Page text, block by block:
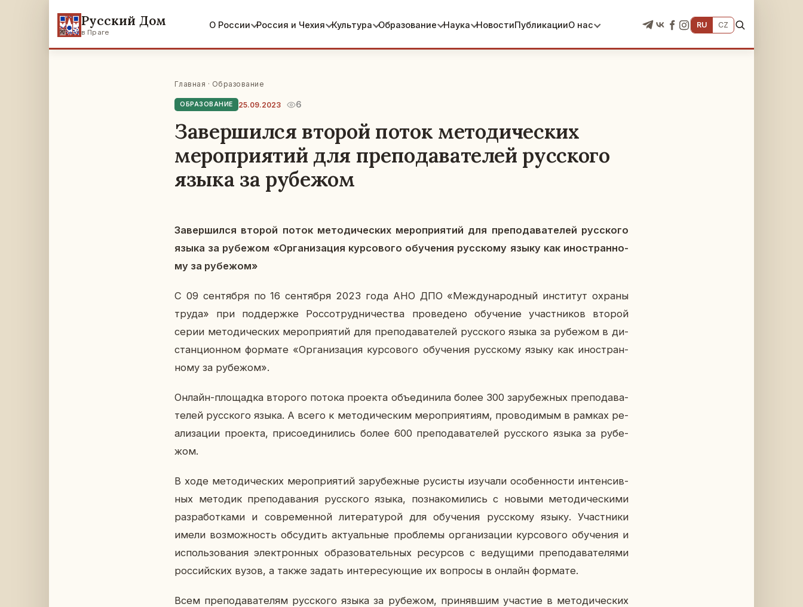
Русский Дом
в Праге
О России Россия и Чехия Культура Образование Наука НовостиПубликацииО нас RU CZ
Главная · Образование
ОБРАЗОВАНИЕ 25.09.2023 6
Завершился второй поток методических
мероприятий для преподавателей русского
языка за рубежом
За­вер­шил­ся второй поток ме­то­ди­че­ских ме­ро­при­я­тий для пре­по­да­ва­те­лей рус­ско­го
языка за ру­бе­жом «Ор­га­ни­за­ция кур­со­во­го обу­че­ния рус­ско­му языку как ино­стран­но­
му за ру­бе­жом»
С 09 сен­тяб­ря по 16 сен­тяб­ря 2023 года АНО ДПО «Меж­ду­на­род­ный ин­сти­тут охраны
труда» при под­держ­ке Рос­со­труд­ни­че­ства про­ве­де­но обу­че­ние участ­ни­ков второй
серии ме­то­ди­че­ских ме­ро­при­я­тий для пре­по­да­ва­те­лей рус­ско­го языка за ру­бе­жом в ди­
стан­ци­он­ном фор­ма­те «Ор­га­ни­за­ция кур­со­во­го обу­че­ния рус­ско­му языку как ино­стран­
но­му за ру­бе­жом».
Онлайн-пло­щад­ка вто­ро­го потока про­ек­та объ­еди­ни­ла более 300 за­ру­беж­ных пре­по­да­ва­
те­лей рус­ско­го языка. А всего к ме­то­ди­че­ским ме­ро­при­я­ти­ям, про­во­ди­мым в рамках ре­
а­ли­за­ции про­ек­та, при­со­еди­ни­лись более 600 пре­по­да­ва­те­лей рус­ско­го языка за ру­бе­
жом.
В ходе ме­то­ди­че­ских ме­ро­при­я­тий за­ру­беж­ные ру­си­сты изу­ча­ли осо­бен­но­сти ин­тен­сив­
ных ме­то­дик пре­по­да­ва­ния рус­ско­го языка, по­зна­ко­ми­лись с новыми ме­то­ди­че­ски­ми
раз­ра­бот­ка­ми и со­вре­мен­ной ли­те­ра­ту­рой для обу­че­ния рус­ско­му языку. Участ­ни­ки
имели воз­мож­ность об­су­дить ак­ту­аль­ные про­бле­мы ор­га­ни­за­ции кур­со­во­го обу­че­ния и
ис­поль­зо­ва­ния элек­трон­ных об­ра­зо­ва­тель­ных ре­сур­сов с ве­ду­щи­ми пре­по­да­ва­те­ля­ми
рос­сий­ских вузов, а также задать ин­те­ре­су­ю­щие их во­про­сы в онлайн фор­ма­те.
Всем пре­по­да­ва­те­лям рус­ско­го языка за ру­бе­жом, при­няв­шим уча­стие в ме­то­ди­че­ских